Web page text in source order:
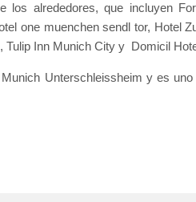
los alrededores, que incluyen
one muenchen sendl tor, Hotel
Tulip Inn Munich City y Domicil
Unterschleissheim y es